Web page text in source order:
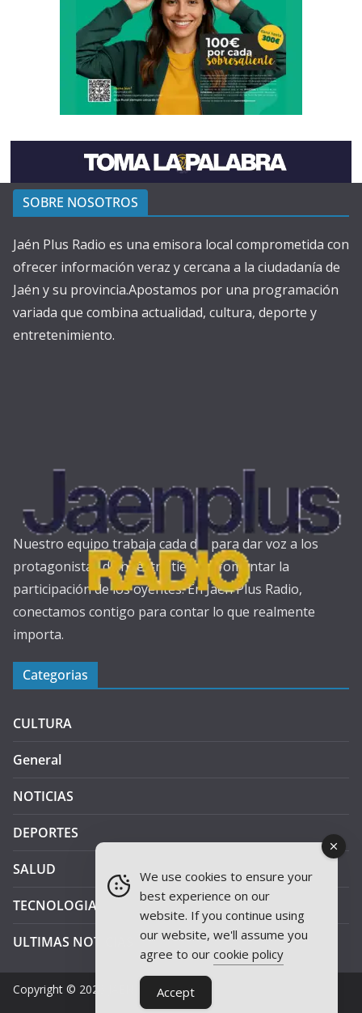
SOBRE NOSOTROS
Jaén Plus Radio es una emisora local comprometida con
ofrecer información veraz y cercana a la ciudadanía de
Jaén y su provincia.Apostamos por una programación
variada que combina actualidad, cultura, deporte y
entretenimiento.
Nuestro equipo trabaja cada día para dar voz a los
protagonistas de nuestra tierra y fomentar la
participación de los oyentes. En Jaén Plus Radio,
conectamos contigo para contar lo que realmente
importa.
Categorias
CULTURA
General
NOTICIAS
DEPORTES
SALUD
TECNOLOGIA
ULTIMAS NOTICIAS
Copyright © 2026 JAEN PLUS RADIO
We use cookies to ensure your
best experience on our
website. If you continue using
our website, we'll assume you
agree to our cookie policy
Accept